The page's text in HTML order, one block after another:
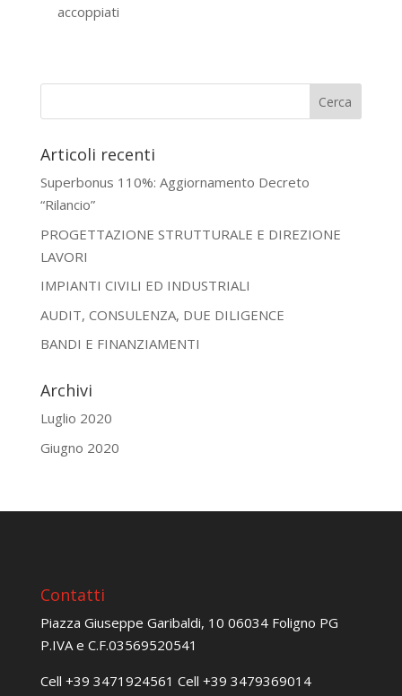
accoppiati
Articoli recenti
Superbonus 110%: Aggiornamento Decreto
“Rilancio”
PROGETTAZIONE STRUTTURALE E DIREZIONE
LAVORI
IMPIANTI CIVILI ED INDUSTRIALI
AUDIT, CONSULENZA, DUE DILIGENCE
BANDI E FINANZIAMENTI
Archivi
Luglio 2020
Giugno 2020
Contatti
Piazza Giuseppe Garibaldi, 10 06034 Foligno PG
P.IVA e C.F.03569520541
Cell +39 3471924561 Cell +39 3479369014